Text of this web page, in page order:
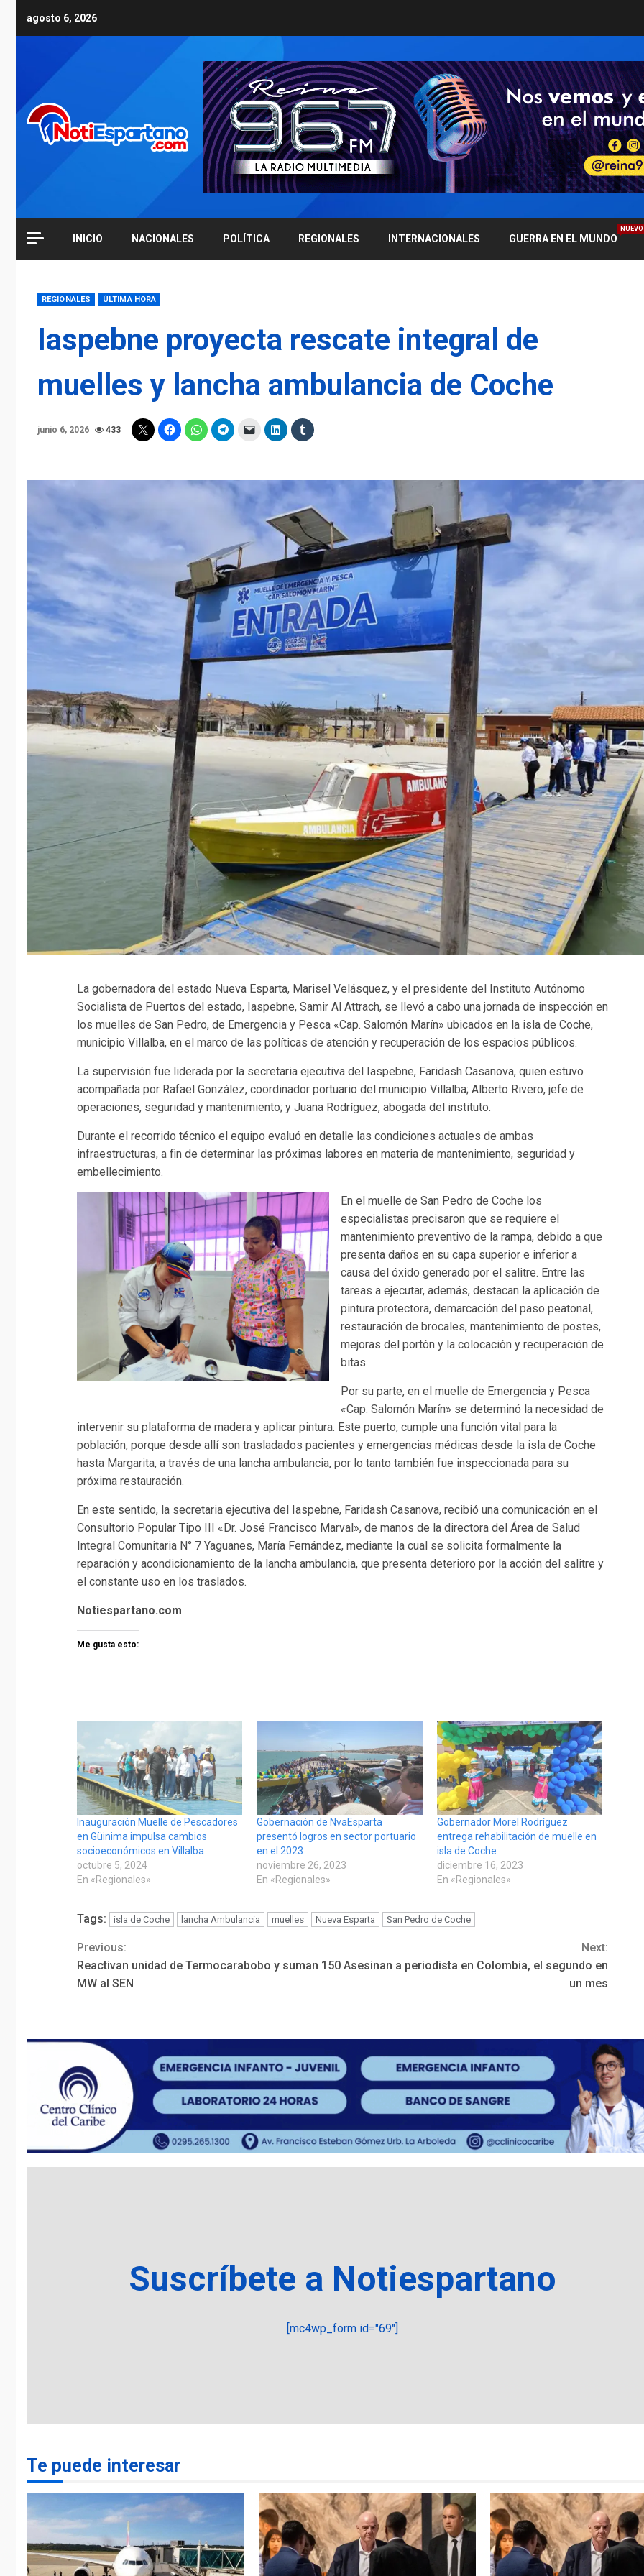
agosto 6, 2026
INICIO NACIONALES POLÍTICA REGIONALES INTERNACIONALES GUERRA EN EL MUNDO
NUEVO
REGIONALES ÚLTIMA HORA
Iaspebne proyecta rescate integral de
muelles y lancha ambulancia de Coche
junio 6, 2026 433
La gobernadora del estado Nueva Esparta, Marisel Velásquez, y el presidente del Instituto Autónomo
Socialista de Puertos del estado, Iaspebne, Samir Al Attrach, se llevó a cabo una jornada de inspección en
los muelles de San Pedro, de Emergencia y Pesca «Cap. Salomón Marín» ubicados en la isla de Coche,
municipio Villalba, en el marco de las políticas de atención y recuperación de los espacios públicos.
La supervisión fue liderada por la secretaria ejecutiva del Iaspebne, Faridash Casanova, quien estuvo
acompañada por Rafael González, coordinador portuario del municipio Villalba; Alberto Rivero, jefe de
operaciones, seguridad y mantenimiento; y Juana Rodríguez, abogada del instituto.
Durante el recorrido técnico el equipo evaluó en detalle las condiciones actuales de ambas
infraestructuras, a fin de determinar las próximas labores en materia de mantenimiento, seguridad y
embellecimiento.
En el muelle de San Pedro de Coche los
especialistas precisaron que se requiere el
mantenimiento preventivo de la rampa, debido a que
presenta daños en su capa superior e inferior a
causa del óxido generado por el salitre. Entre las
tareas a ejecutar, además, destacan la aplicación de
pintura protectora, demarcación del paso peatonal,
restauración de brocales, mantenimiento de postes,
mejoras del portón y la colocación y recuperación de
bitas.
Por su parte, en el muelle de Emergencia y Pesca
«Cap. Salomón Marín» se determinó la necesidad de
intervenir su plataforma de madera y aplicar pintura. Este puerto, cumple una función vital para la
población, porque desde allí son trasladados pacientes y emergencias médicas desde la isla de Coche
hasta Margarita, a través de una lancha ambulancia, por lo tanto también fue inspeccionada para su
próxima restauración.
En este sentido, la secretaria ejecutiva del Iaspebne, Faridash Casanova, recibió una comunicación en el
Consultorio Popular Tipo III «Dr. José Francisco Marval», de manos de la directora del Área de Salud
Integral Comunitaria N° 7 Yaguanes, María Fernández, mediante la cual se solicita formalmente la
reparación y acondicionamiento de la lancha ambulancia, que presenta deterioro por la acción del salitre y
el constante uso en los traslados.
Notiespartano.com
Me gusta esto:
Inauguración Muelle de Pescadores
en Güinima impulsa cambios
socioeconómicos en Villalba
octubre 5, 2024
En «Regionales»
Gobernación de NvaEsparta
presentó logros en sector portuario
en el 2023
noviembre 26, 2023
En «Regionales»
Gobernador Morel Rodríguez
entrega rehabilitación de muelle en
isla de Coche
diciembre 16, 2023
En «Regionales»
Tags: isla de Coche lancha Ambulancia muelles Nueva Esparta San Pedro de Coche
Continue
Reading
Previous:
Reactivan unidad de Termocarabobo y suman 150
MW al SEN
Next:
Asesinan a periodista en Colombia, el segundo en
un mes
Suscríbete a Notiespartano
[mc4wp_form id="69"]
Te puede interesar